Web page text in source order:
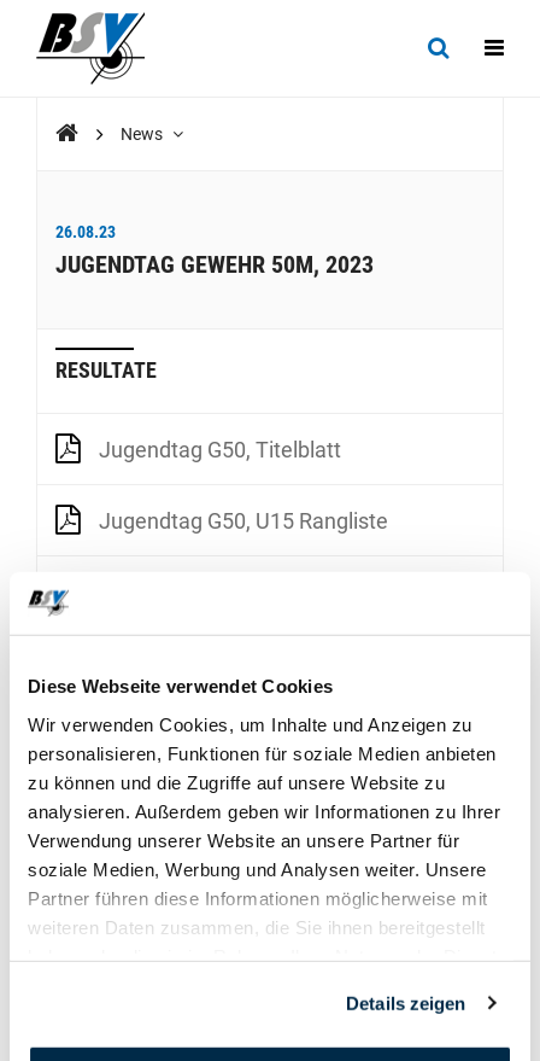
Diese Webseite verwendet Cookies
Wir verwenden Cookies, um Inhalte und Anzeigen zu
personalisieren, Funktionen für soziale Medien anbieten
zu können und die Zugriffe auf unsere Website zu
analysieren. Außerdem geben wir Informationen zu Ihrer
Verwendung unserer Website an unsere Partner für
soziale Medien, Werbung und Analysen weiter. Unsere
Partner führen diese Informationen möglicherweise mit
weiteren Daten zusammen, die Sie ihnen bereitgestellt
Details zeigen
News
26.08.23
JUGENDTAG GEWEHR 50M, 2023
RESULTATE
Jugendtag G50, Titelblatt
Jugendtag G50, U15 Rangliste
Jugendtag G50, Förderkader
2023 Jugendtag G50m, Schützinnen am treffsichersten